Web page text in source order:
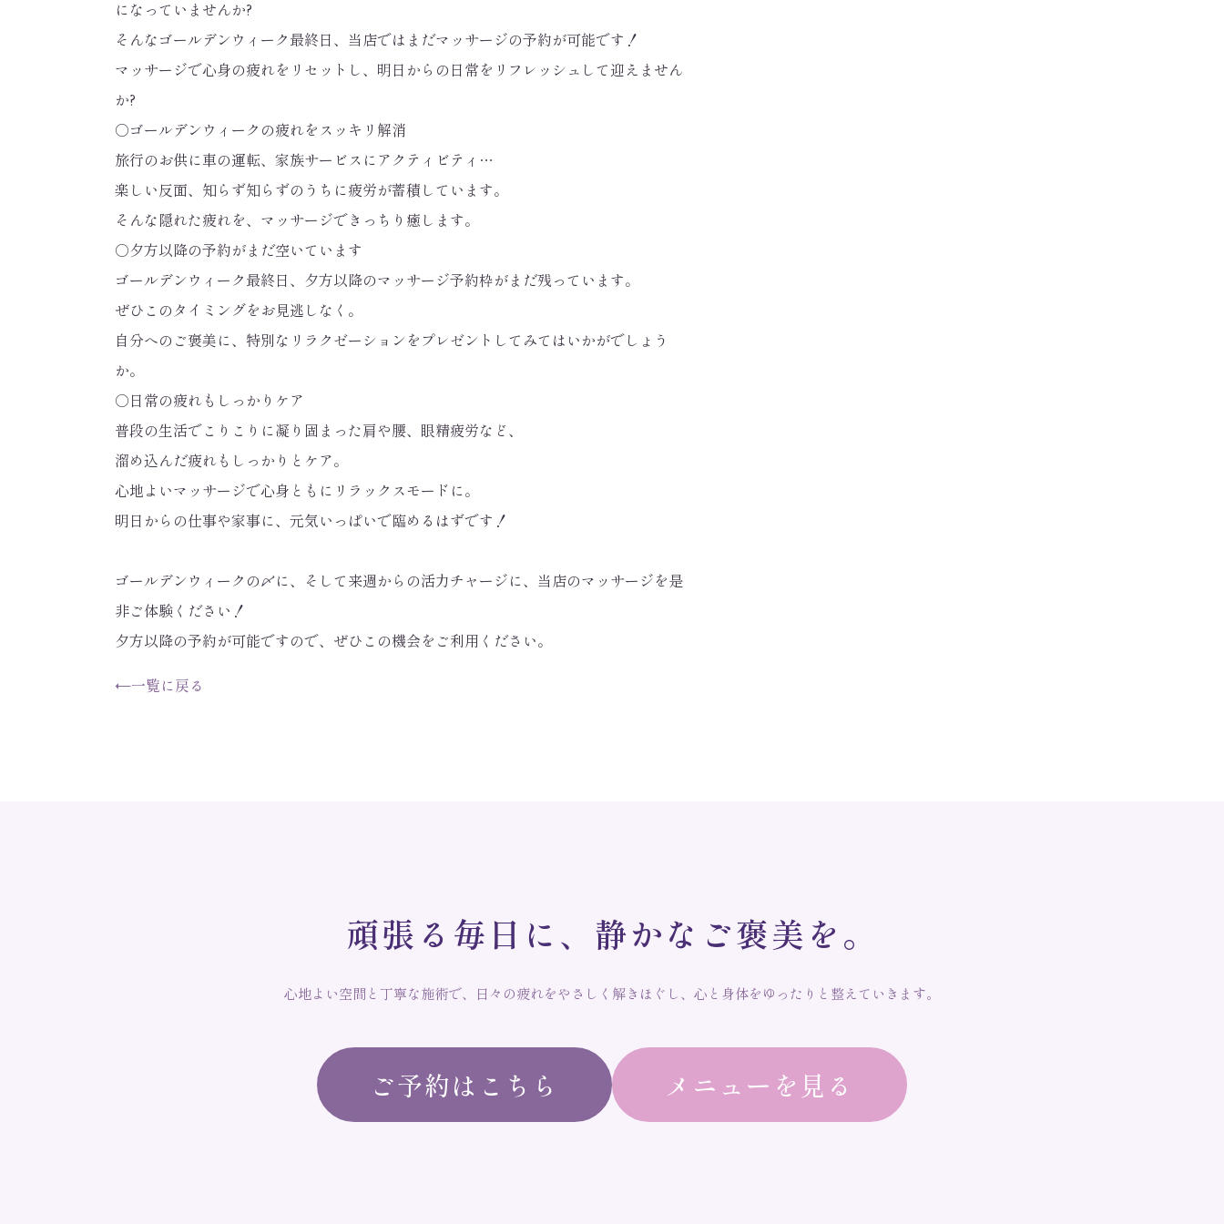
になっていませんか?
そんなゴールデンウィーク最終日、当店ではまだマッサージの予約が可能です！
マッサージで心身の疲れをリセットし、明日からの日常をリフレッシュして迎えません
か?
○ゴールデンウィークの疲れをスッキリ解消
旅行のお供に車の運転、家族サービスにアクティビティ…
楽しい反面、知らず知らずのうちに疲労が蓄積しています。
そんな隠れた疲れを、マッサージできっちり癒します。
○夕方以降の予約がまだ空いています
ゴールデンウィーク最終日、夕方以降のマッサージ予約枠がまだ残っています。
ぜひこのタイミングをお見逃しなく。
自分へのご褒美に、特別なリラクゼーションをプレゼントしてみてはいかがでしょう
か。
○日常の疲れもしっかりケア
普段の生活でこりこりに凝り固まった肩や腰、眼精疲労など、
溜め込んだ疲れもしっかりとケア。
心地よいマッサージで心身ともにリラックスモードに。
明日からの仕事や家事に、元気いっぱいで臨めるはずです！
ゴールデンウィークの〆に、そして来週からの活力チャージに、当店のマッサージを是
非ご体験ください！
夕方以降の予約が可能ですので、ぜひこの機会をご利用ください。
←一覧に戻る
頑張 る 毎日 に、 静かな ご褒美 を。
心地よい空間と丁寧な施術で、日々の疲れをやさしく解きほぐし、心と身体をゆったりと整えていきます。
ご予約はこちら メニューを見る